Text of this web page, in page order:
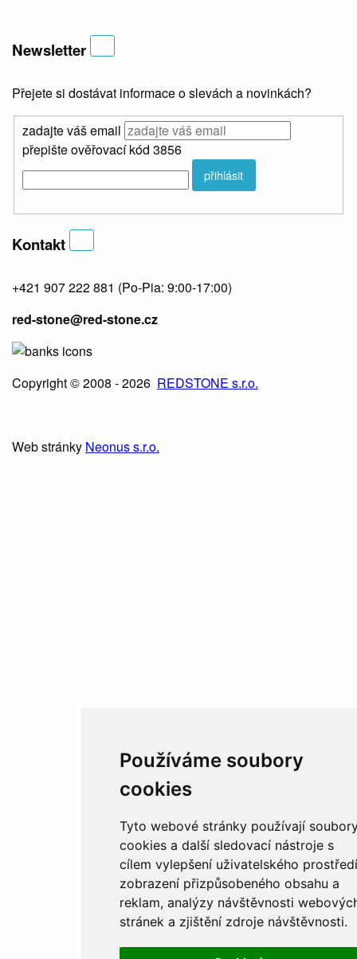
Používáme soubory
cookies
Tyto webové stránky používají
cookies a další sledovací nástroje s
cílem vylepšení uživatelského
zobrazení přizpůsobeného obsahu a
reklam, analýzy návštěvnosti
stránek a zjištění zdroje návštěvnosti.
Newsletter
Přejete si dostávat informace o slevách a novinkách?
zadajte váš email
přepište ověřovací kód 3856
přihlásit
Kontakt
+421 907 222 881 (Po-Pia: 9:00-17:00)
red-stone@red-stone.cz
Copyright © 2008 - 2026 REDSTONE s.r.o.
Web stránky Neonus s.r.o.